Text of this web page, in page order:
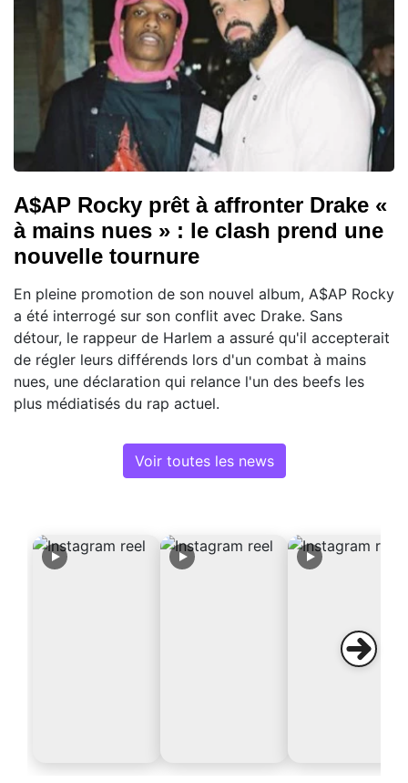
A$AP Rocky prêt à affronter Drake «
à mains nues » : le clash prend une
nouvelle tournure
En pleine promotion de son nouvel album, A$AP Rocky
a été interrogé sur son conflit avec Drake. Sans
détour, le rappeur de Harlem a assuré qu'il accepterait
de régler leurs différends lors d'un combat à mains
nues, une déclaration qui relance l'un des beefs les
plus médiatisés du rap actuel.
Voir toutes les news